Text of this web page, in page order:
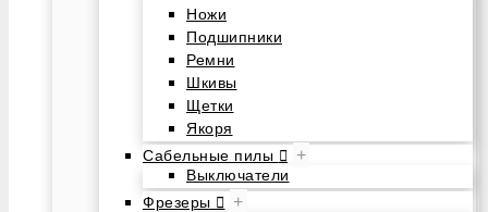
Ножи
Подшипники
Ремни
Шкивы
Щетки
Якоря
Сабельные пилы
+
Выключатели
Фрезеры
+